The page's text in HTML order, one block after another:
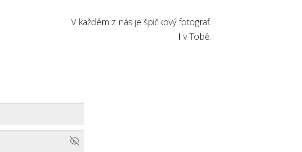
V každém z nás je špičkový fotograf.
I v Tobě.